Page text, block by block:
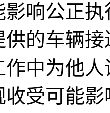
影响公正
的车辆
中为他
收受可能